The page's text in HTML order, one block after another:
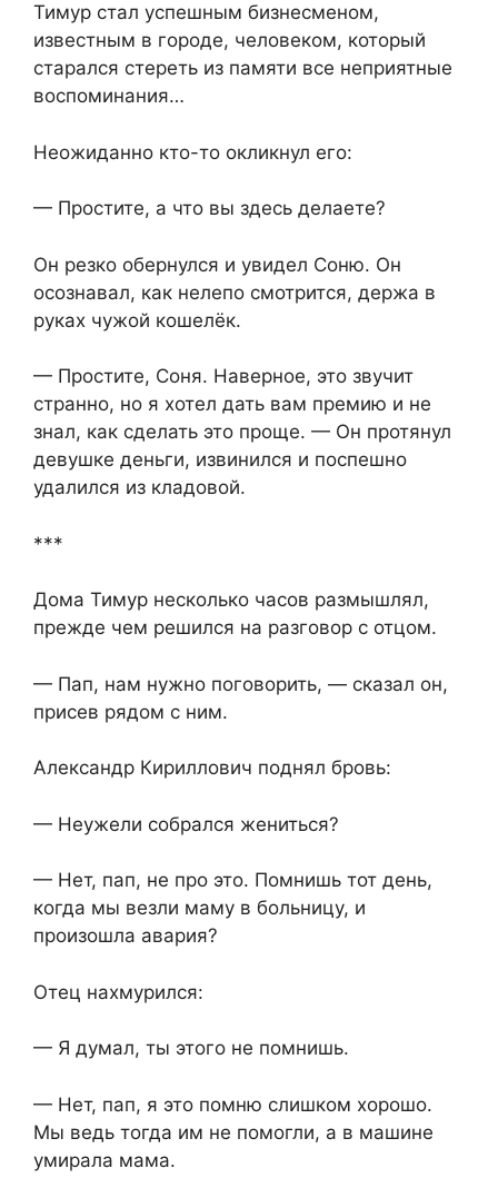
Тимур стал успешным бизнесменом,
известным в городе, человеком, который
старался стереть из памяти все неприятные
воспоминания…
Неожиданно кто-то окликнул его:
— Простите, а что вы здесь делаете?
Он резко обернулся и увидел Соню. Он
осознавал, как нелепо смотрится, держа в
руках чужой кошелёк.
— Простите, Соня. Наверное, это звучит
странно, но я хотел дать вам премию и не
знал, как сделать это проще. — Он протянул
девушке деньги, извинился и поспешно
удалился из кладовой.
***
Дома Тимур несколько часов размышлял,
прежде чем решился на разговор с отцом.
— Пап, нам нужно поговорить, — сказал он,
присев рядом с ним.
Александр Кириллович поднял бровь:
— Неужели собрался жениться?
— Нет, пап, не про это. Помнишь тот день,
когда мы везли маму в больницу, и
произошла авария?
Отец нахмурился:
— Я думал, ты этого не помнишь.
— Нет, пап, я это помню слишком хорошо.
Мы ведь тогда им не помогли, а в машине
умирала мама.